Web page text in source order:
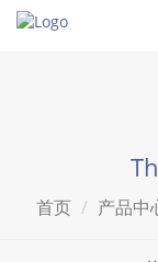
首页 产品中